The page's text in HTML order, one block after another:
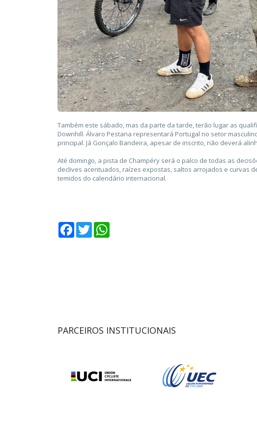
Também este sábado, mas da parte da tarde, terão lugar as
Downhill. Álvaro Pestana representará Portugal no setor
principal. Já Gonçalo Bandeira, apesar de inscrito, não deverá
Até domingo, a pista de Champéry será o palco de todas as
declives acentuados, raízes expostas, saltos arrojados e curvas
temidos do calendário internacional.
Facebook
Twitter
PARCEIROS INSTITUCIONAIS